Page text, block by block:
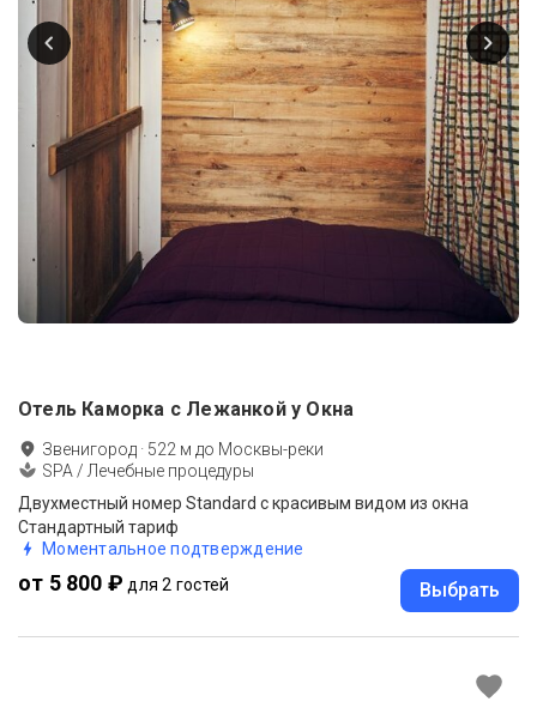
Отель Каморка с Лежанкой у Окна
Звенигород · 522 м до Москвы-реки
SPA / Лечебные процедуры
Двухместный номер Standard с красивым видом из окна
Стандартный тариф
Моментальное подтверждение
от 5 800 ₽ для 2 гостей Выбрать